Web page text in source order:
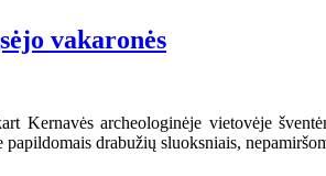
vakaronės
Kernavės archeologinėje vietovėje
drabužių sluoksniais,